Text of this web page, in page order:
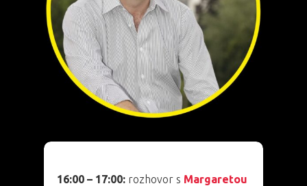
16:00 – 17:00: rozhovor s Margaretou